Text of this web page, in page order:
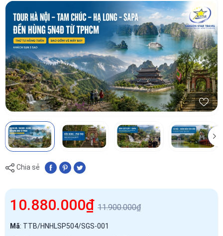
Chia sẻ
10.880.000₫ 11.900.000₫
Mã: TTB/HNHLSP504/SGS-001